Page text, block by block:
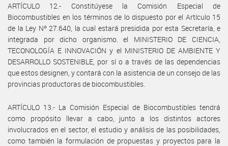
ARTÍCULO 12.- Constitúyese la Comisión Especial de
Biocombustibles en los términos de lo dispuesto por el Artículo 15
de la Ley Nº 27.640, la cual estará presidida por esta Secretaría, e
integrada por dicho organismo. el MINISTERIO DE CIENCIA,
TECONOLOGÍA E INNOVACIÓN y el MINISTERIO DE AMBIENTE Y
DESARROLLO SOSTENIBLE, por sí o a través de las dependencias
que estos designen, y contará con la asistencia de un consejo de las
provincias productoras de biocombustibles.
ARTÍCULO 13.- La Comisión Especial de Biocombustibles tendrá
como propósito llevar a cabo, junto a los distintos actores
involucrados en el sector, el estudio y análisis de las posibilidades,
como también la formulación de propuestas y proyectos para la